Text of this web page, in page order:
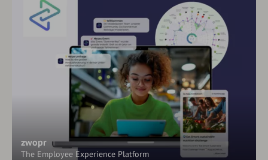
zwopr
The Employee Experience Platform